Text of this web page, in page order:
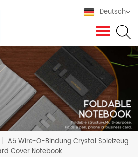
Deutsch
| A5 Wire-O-Bindung Crystal Spielzeug
Cover Notebook